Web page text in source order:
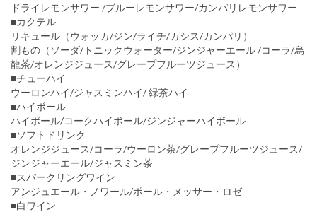
ドライレモンサワー /ブルーレモンサワー/カンパリレモンサワー
■カクテル
リキュール（ウォッカ/ジン/ライチ/カシス/カンパリ）
割もの（ソーダ/トニックウォーター/ジンジャーエール /コーラ/烏
龍茶/オレンジジュース/グレープフルーツジュース）
■チューハイ
ウーロンハイ/ジャスミンハイ/ 緑茶ハイ
■ハイボール
ハイボール/コークハイボール/ジンジャーハイボール
■ソフトドリンク
オレンジジュース/コーラ/ウーロン茶/グレープフルーツジュース/
ジンジャーエール/ジャスミン茶
■スパークリングワイン
アンジュエール・ノワール/ポール・メッサー・ロゼ
■白ワイン